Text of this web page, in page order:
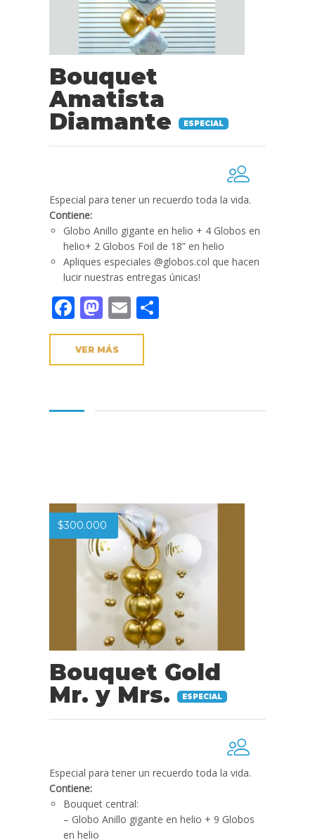
Bouquet
Amatista
Diamante
ESPECIAL
Especial para tener un recuerdo toda la vida.
Contiene:
Globo Anillo gigante en helio + 4 Globos en
helio+ 2 Globos Foil de 18” en helio
Apliques especiales @globos.col que hacen
lucir nuestras entregas únicas!
Facebook
Mastodon
Email
VER MÁS
$300.000
Bouquet Gold
Mr. y Mrs.
ESPECIAL
Especial para tener un recuerdo toda la vida.
Contiene:
Bouquet central:
– Globo Anillo gigante en helio + 9 Globos
en helio